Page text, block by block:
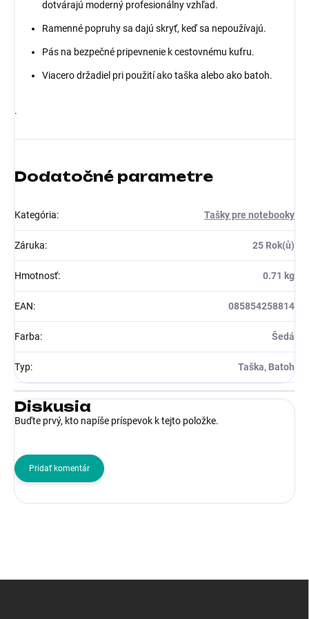
dotvárajú moderný profesionálny vzhľad.
Ramenné popruhy sa dajú skryť, keď sa nepoužívajú.
Pás na bezpečné pripevnenie k cestovnému kufru.
Viacero držadiel pri použití ako taška alebo ako batoh.
.
Dodatočné parametre
Kategória: Tašky pre notebooky
Záruka: 25 Rok(ů)
Hmotnosť: 0.71 kg
EAN: 085854258814
Farba: Šedá
Typ: Taška, Batoh
Diskusia
Buďte prvý, kto napíše príspevok k tejto položke.
Pridať komentár